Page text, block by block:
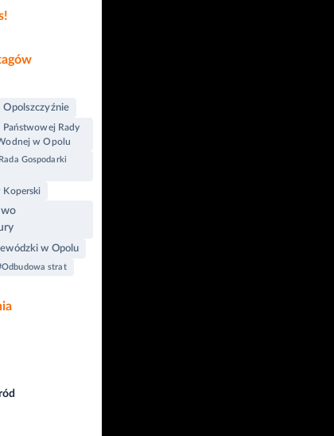
Opolszczyźnie
Państwowej Rady
w Opolu
Gospodarki
Koperski
w Opolu
strat